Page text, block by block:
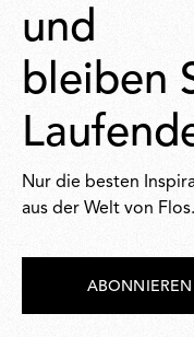
und
bleiben
Nur die besten
aus der Welt von Flos.
ABONNIEREN